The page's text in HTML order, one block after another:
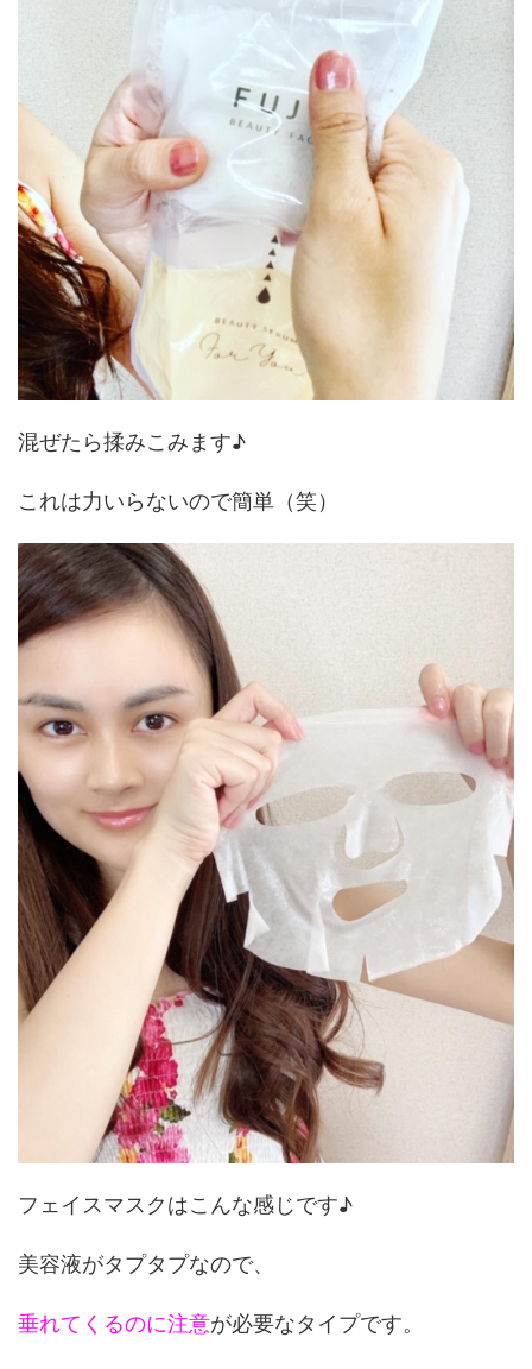
混ぜたら揉みこみます♪
これは力いらないので簡単（笑）
フェイスマスクはこんな感じです♪
美容液がタプタプなので、
垂れてくるのに注意が必要なタイプです。